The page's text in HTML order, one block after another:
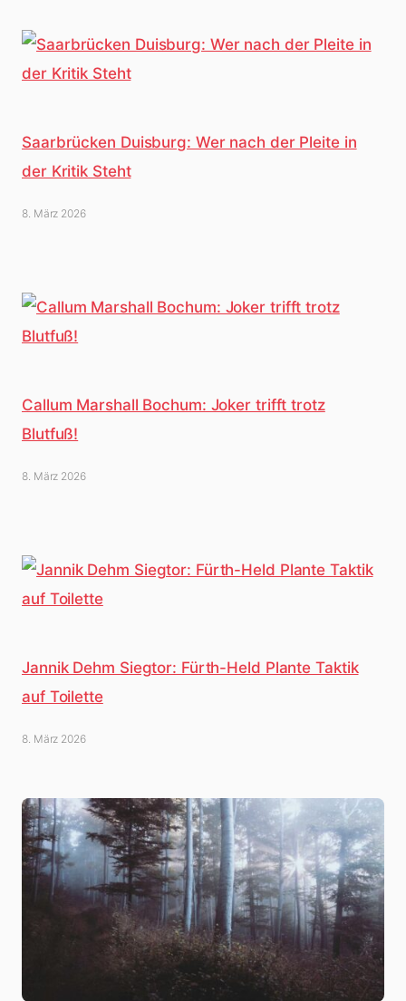
Saarbrücken Duisburg: Wer nach der Pleite in
der Kritik Steht
8. März 2026
Callum Marshall Bochum: Joker trifft trotz
Blutfuß!
8. März 2026
Jannik Dehm Siegtor: Fürth-Held Plante Taktik
auf Toilette
8. März 2026